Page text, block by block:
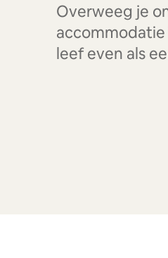
Overweeg je
accommodatie
leef even als